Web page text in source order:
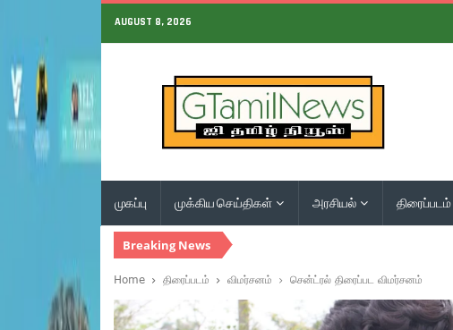
AUGUST 8, 2026
முகப்பு முக்கிய செய்திகள் அரசியல் திரைப்படம்
Breaking News
Home திரைப்படம் விமர்சனம் சென்ட்ரல் திரைப்பட விமர்சனம்